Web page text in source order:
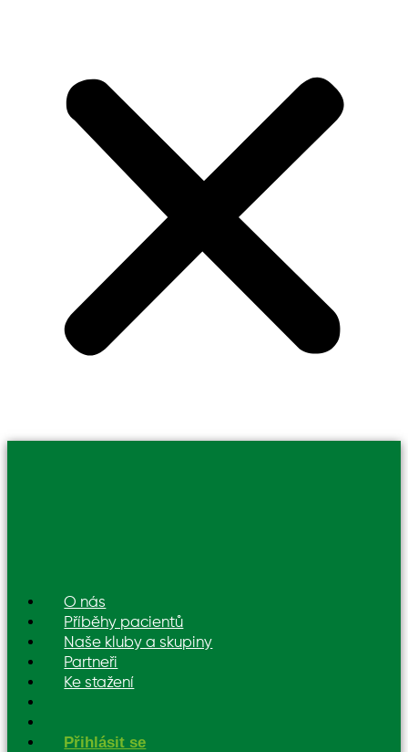
O nás
Příběhy pacientů
Naše kluby a skupiny
Partneři
Ke stažení
Přihlásit se